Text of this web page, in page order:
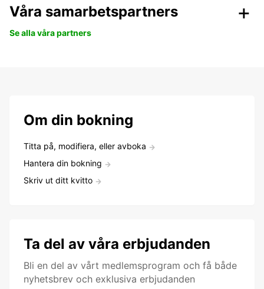
Våra samarbetspartners
Se alla våra partners
Om din bokning
Titta på, modifiera, eller avboka
Hantera din bokning
Skriv ut ditt kvitto
Ta del av våra erbjudanden
Bli en del av vårt medlemsprogram och få både
nyhetsbrev och exklusiva erbjudanden